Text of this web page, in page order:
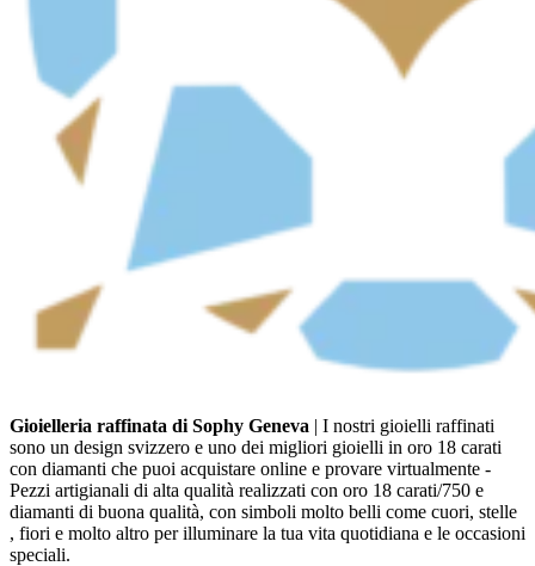
Gioielleria raffinata di Sophy Geneva | I nostri gioielli raffinati
sono un design svizzero e uno dei migliori gioielli in oro 18 carati
con diamanti che puoi acquistare online e provare virtualmente -
Pezzi artigianali di alta qualità realizzati con oro 18 carati/750 e
diamanti di buona qualità, con simboli molto belli come cuori, stelle
, fiori e molto altro per illuminare la tua vita quotidiana e le occasioni
speciali.